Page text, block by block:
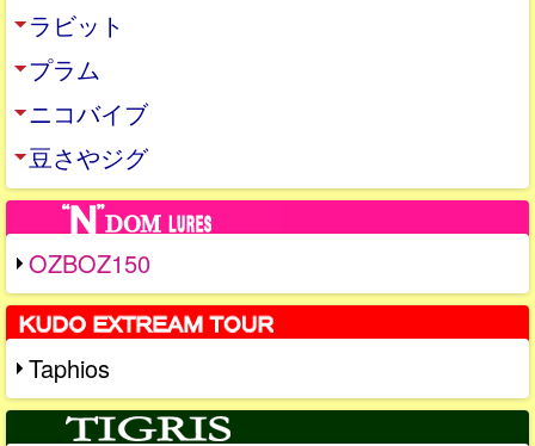
ラビット
プラム
ニコバイブ
豆さやジグ
OZBOZ150
Taphios